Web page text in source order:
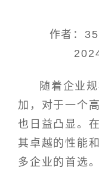
作者：
随着企业
加，对于一个
也日益凸显。
其卓越的性能
多企业的首选